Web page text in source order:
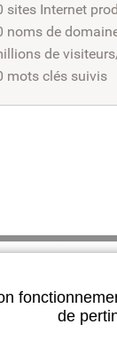
sites Internet
noms de
de
mots clés suivis
vous
de